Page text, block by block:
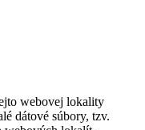
webovej lokality
dátové súbory, tzv.